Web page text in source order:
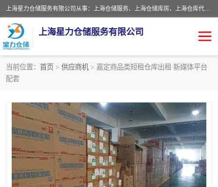
上海星力仓储服务有限公司从事：上海仓储服务、上海仓储库房、上海仓库代运营、上海仓库对外出租、上海仓库外包、上海三方仓储、上海电商仓储代发、上海电商代发货仓库、上海托管仓库、上海仓储配送。上海星力仓储服务有限公司现在拥有100个分仓、10万余平方的标准库房，精炼员工几百名，与几千家客户合作，公司已跻身上海仓储行业前列。欢迎来电咨询！
上海星力仓储服务有限公司
当前位置： 首页 > 供应商机 > 嘉定商品类短租仓库出租 新媒体平台
配套
上海仓库对外出租
上海仓储配送 上海仓库外包
上海仓库代运营 上海托管仓库
上海第三方仓储 上海仓储服务
仓储 上海电商代发货仓库